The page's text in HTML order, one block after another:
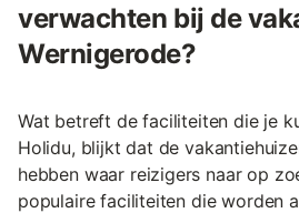
verwachten bij de
Wernigerode?
Wat betreft de faciliteiten die je
Holidu, blijkt dat de
hebben waar reizigers naar op
populaire faciliteiten die worden